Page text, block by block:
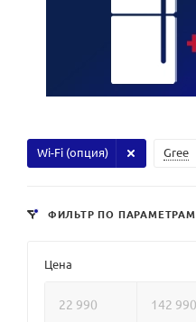
Gree
Wi-Fi (опция)
ФИЛЬТР ПО ПАРАМЕТРАМ
Цена